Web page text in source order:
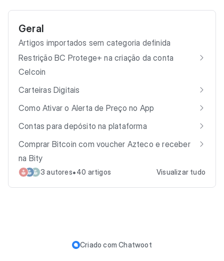
Geral
Artigos importados sem categoria definida
Restrição BC Protege+ na criação da conta
Celcoin
Carteiras Digitais
Como Ativar o Alerta de Preço no App
Contas para depósito na plataforma
Comprar Bitcoin com voucher Azteco e receber
na Bity
3 autores•40 artigos Visualizar tudo
Criado comChatwoot